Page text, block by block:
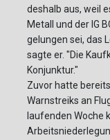
deshalb aus, weil
Metall und der IG
gelungen sei, das
sagte er. "Die
Konjunktur."
Zuvor hatte
Warnstreiks an
laufenden Woche